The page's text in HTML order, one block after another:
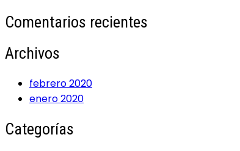
Comentarios recientes
Archivos
febrero 2020
enero 2020
Categorías